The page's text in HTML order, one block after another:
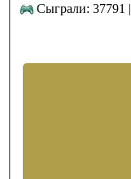
Сыграли: 37791 |